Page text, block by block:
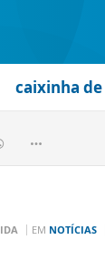
caixinha
EM NOTÍCIAS